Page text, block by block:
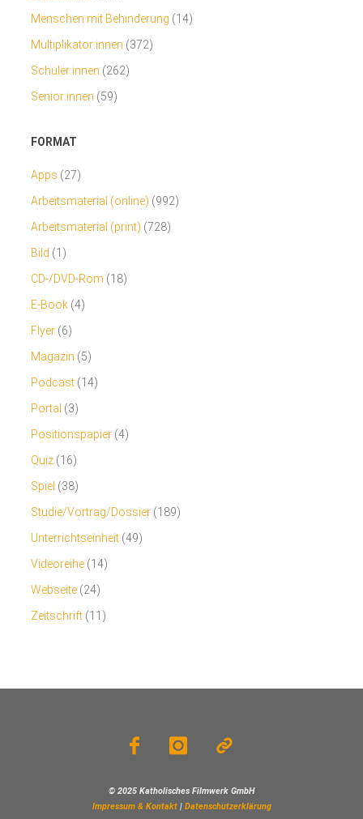
Menschen mit Behinderung (14)
Multiplikator:innen (372)
Schüler:innen (262)
Senior:innen (59)
FORMAT
Apps (27)
Arbeitsmaterial (online) (992)
Arbeitsmaterial (print) (728)
Bild (1)
CD-/DVD-Rom (18)
E-Book (4)
Flyer (6)
Magazin (5)
Podcast (14)
Portal (3)
Positionspapier (4)
Quiz (16)
Spiel (38)
Studie/Vortrag/Dossier (189)
Unterrichtseinheit (49)
Videoreihe (14)
Webseite (24)
Zeitschrift (11)
© 2025 Katholisches Filmwerk GmbH
Impressum & Kontakt| Datenschutzerklärung